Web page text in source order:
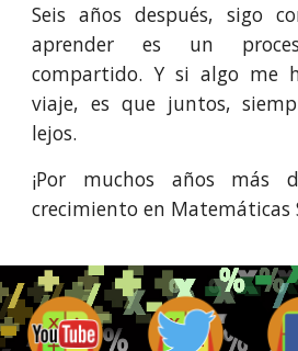
Seis años después, sigo
aprender es un
compartido. Y si algo me
viaje, es que juntos,
lejos.
¡Por muchos años más
crecimiento en Matemáticas